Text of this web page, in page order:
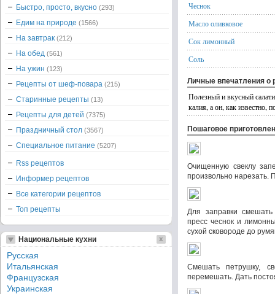
Чеснок
Масло оливковое
Сок лимонный
Соль
Личные впечатления о
Полезный и вкусный
калия, а он, как известно,
Пошаговое
Очищенную свеклу
произвольно нарезать.
Для заправки
пресс чеснок и
сухой сковороде до
Смешать петрушку,
перемешать. Дать
Быстро, просто, вкусно (293)
Едим на природе (1566)
На завтрак (212)
На обед (561)
На ужин (123)
Рецепты от шеф-повара (215)
Старинные рецепты (13)
Рецепты для детей (7375)
Праздничный стол (3567)
Специальное питание (5207)
Rss рецептов
Информер рецептов
Все категории рецептов
Топ рецепты
Национальные кухни
Русская
Итальянская
Французская
Украинская